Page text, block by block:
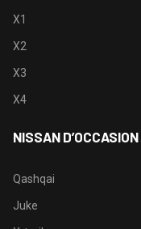
X1
X2
X3
X4
NISSAN D’OCCASION
Qashqai
Juke